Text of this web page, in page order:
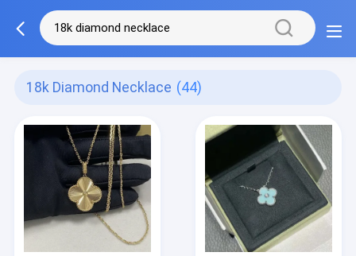
18k Diamond Necklace (44)